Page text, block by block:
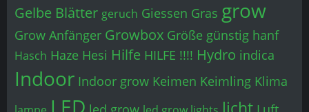
Gelbe Blätter geruch Giessen Gras grow
Grow Anfänger Growbox Größe günstig hanf
Hasch Haze Hesi Hilfe HILFE !!!! Hydro indica
Indoor Indoor grow Keimen Keimling Klima
LED